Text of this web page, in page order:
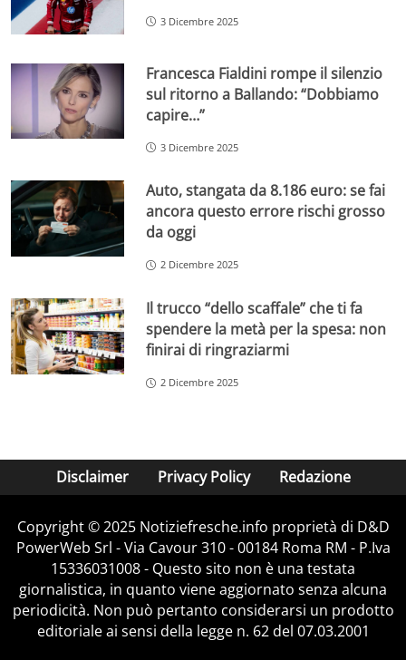
3 Dicembre 2025
Francesca Fialdini rompe il silenzio
sul ritorno a Ballando: “Dobbiamo
capire…”
3 Dicembre 2025
Auto, stangata da 8.186 euro: se fai
ancora questo errore rischi grosso
da oggi
2 Dicembre 2025
Il trucco “dello scaffale” che ti fa
spendere la metà per la spesa: non
finirai di ringraziarmi
2 Dicembre 2025
Disclaimer Privacy Policy Redazione
Copyright © 2025 Notiziefresche.info proprietà di D&D
PowerWeb Srl - Via Cavour 310 - 00184 Roma RM - P.Iva
15336031008 - Questo sito non è una testata
giornalistica, in quanto viene aggiornato senza alcuna
periodicità. Non può pertanto considerarsi un prodotto
editoriale ai sensi della legge n. 62 del 07.03.2001